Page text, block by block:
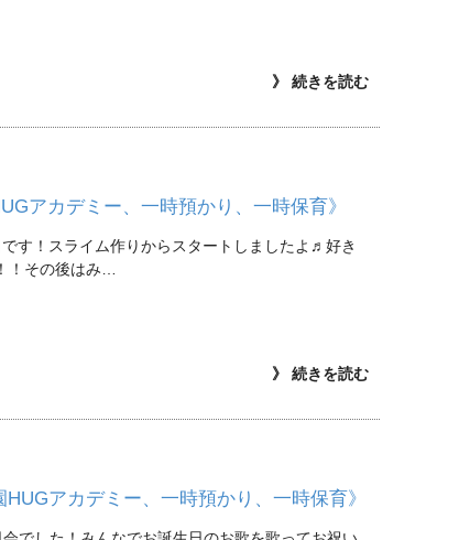
》 続きを読む
アカデミー、一時預かり、一時保育》
す！スライム作りからスタートしましたよ♬好き
！その後はみ…
》 続きを読む
アカデミー、一時預かり、一時保育》